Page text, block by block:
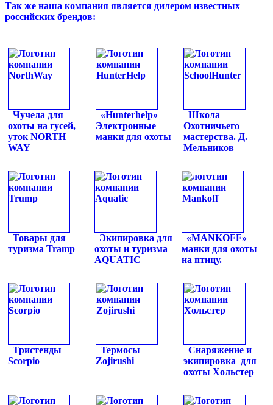
Так же наша компания является дилером известных
российских брендов:
Чучела для
охоты на гусей,
уток NORTH
WAY
«Hunterhelp»
Электронные
манки для охоты
Школа
Охотничьего
мастерства. Д.
Мельников
Товары для
туризма Tramp
Экипировка для
охоты и туризма
AQUATIC
«MANKOFF»
манки для охоты
на птицу.
Тристенды
Scorpio
Термосы
Zojirushi
Снаряжение и
экипировка для
охоты Хольстер